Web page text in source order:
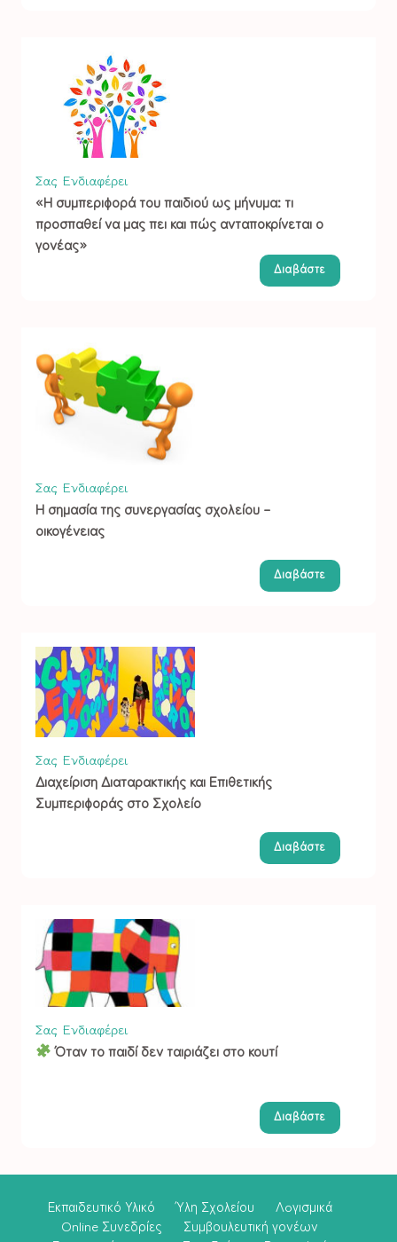
Σας Ενδιαφέρει
«Η συμπεριφορά του παιδιού ως μήνυμα: τι
προσπαθεί να μας πει και πώς ανταποκρίνεται ο
γονέας»
Διαβάστε
Σας Ενδιαφέρει
Η σημασία της συνεργασίας σχολείου –
οικογένειας
Διαβάστε
Σας Ενδιαφέρει
Διαχείριση Διαταρακτικής και Επιθετικής
Συμπεριφοράς στο Σχολείο
Διαβάστε
Σας Ενδιαφέρει
Όταν το παιδί δεν ταιριάζει στο κουτί
Διαβάστε
Εκπαιδευτικό Υλικό Ύλη Σχολείου
Λoγισμικά
Online Συνεδρίες
Συμβουλευτική γονέων